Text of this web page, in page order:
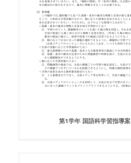
第1学年 国語科学習指導案